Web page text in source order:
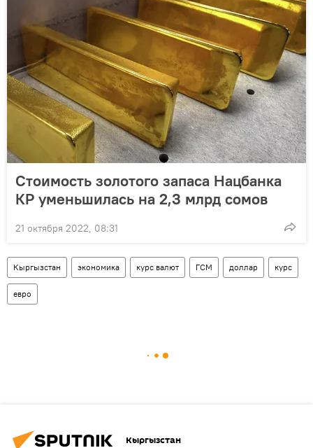
Стоимость золотого запаса Нацбанка
КР уменьшилась на 2,3 млрд сомов
21 октября 2022, 08:31
Кыргызстан экономика курс валют ГСМ доллар курс
евро
Кыргызстан